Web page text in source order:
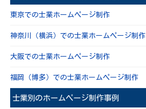
東京での士業ホームページ制作
神奈川（横浜）での士業ホームページ制作
大阪での士業ホームページ制作
福岡（博多）での士業ホームページ制作
士業別のホームページ制作事例